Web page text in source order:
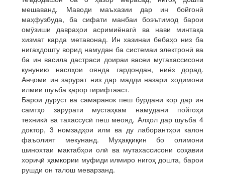
мешаванд. Маводи маъхазии дар ин бойгонӣ
маҳфузбуда, ба сифати манбаи боэътимод барои
омӯзиши давраҳои асримиёнагӣ ва нави минтақа
хизмат карда метавонад. Ин хазинаи бебаҳо низ ба
нигаҳдошту ворид намудан ба системаи электронӣ ва
ба ин васила дастраси доираи васеи мутахассисони
кунунию наслҳои оянда гардондан, ниёз дорад.
Анҷоми ин зарурат низ дар мадди назари ходимони
илмии шуъба қарор гирифтааст.
Барои дуруст ва самаранок пеш бурдани кор дар ин
самтҳо зарурати мустаҳкам намудани пойгоҳи
техникӣ ва тахассусӣ пеш меояд. Алҳол дар шуъба 4
доктор, 3 номзадҳои илм ва ду лаборантҳои калон
фаъолият мекунанд. Муҳаққиқин бо олимони
шинохтаи мактабҳои олӣ ва мутахассисони соҳавии
хориҷӣ ҳамкории муфиди илмиро нигоҳ дошта, барои
рушди он талош меварзанд.